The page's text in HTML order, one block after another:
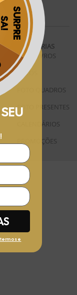
exclusivas da
CATEGORIAS
FOTOLIVROS
FOTOS
FOTO QUADROS
FOTO PRESENTES
CALENDÁRIOS
PROMOÇÕES